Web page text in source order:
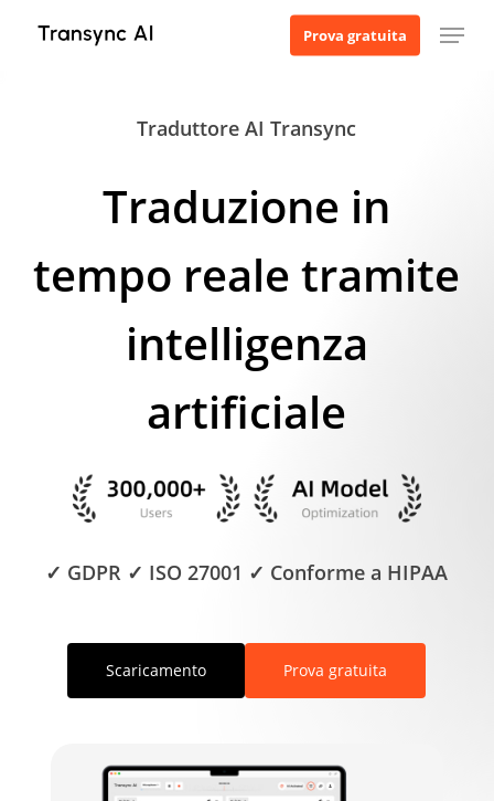
Prova gratuita Menu
Traduttore AI Transync
Traduzione in
tempo reale tramite
intelligenza
artificiale
✓ GDPR ✓ ISO 27001 ✓ Conforme a HIPAA
Scaricamento Prova gratuita